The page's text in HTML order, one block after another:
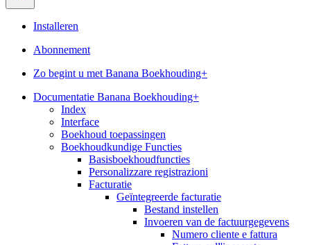
Installeren
Abonnement
Zo begint u met Banana Boekhouding+
Documentatie Banana Boekhouding+
Index
Interface
Boekhoud toepassingen
Boekhoudkundige Functies
Basisboekhoudfuncties
Personalizzare registrazioni
Facturatie
Geïntegreerde facturatie
Bestand instellen
Invoeren van de factuurgegevens
Numero cliente e fattura